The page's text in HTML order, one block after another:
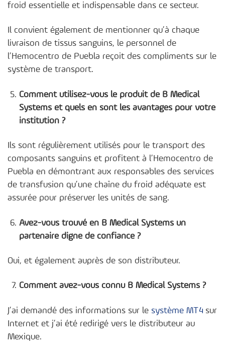
froid essentielle et indispensable dans ce secteur.
Il convient également de mentionner qu’à chaque
livraison de tissus sanguins, le personnel de
l’Hemocentro de Puebla reçoit des compliments sur le
système de transport.
Comment utilisez-vous le produit de B Medical
Systems et quels en sont les avantages pour votre
institution ?
Ils sont régulièrement utilisés pour le transport des
composants sanguins et profitent à l’Hemocentro de
Puebla en démontrant aux responsables des services
de transfusion qu’une chaîne du froid adéquate est
assurée pour préserver les unités de sang.
Avez-vous trouvé en B Medical Systems un
partenaire digne de confiance ?
Oui, et également auprès de son distributeur.
Comment avez-vous connu B Medical Systems ?
J’ai demandé des informations sur le système MT4 sur
Internet et j’ai été redirigé vers le distributeur au
Mexique.